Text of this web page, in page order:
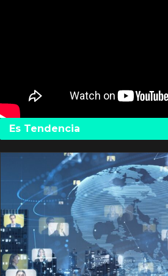
Es Tendencia